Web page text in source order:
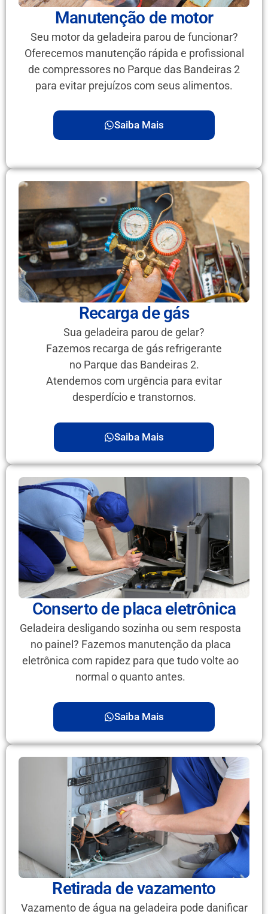
Manutenção de motor
Seu motor da geladeira parou de funcionar?
Oferecemos manutenção rápida e profissional
de compressores no Parque das Bandeiras 2
para evitar prejuízos com seus alimentos.
Saiba Mais
Recarga de gás
Sua geladeira parou de gelar?
Fazemos recarga de gás refrigerante
no Parque das Bandeiras 2.
Atendemos com urgência para evitar
desperdício e transtornos.
Saiba Mais
Conserto de placa eletrônica
Geladeira desligando sozinha ou sem resposta
no painel? Fazemos manutenção da placa
eletrônica com rapidez para que tudo volte ao
normal o quanto antes.
Saiba Mais
Retirada de vazamento
Vazamento de água na geladeira pode danificar